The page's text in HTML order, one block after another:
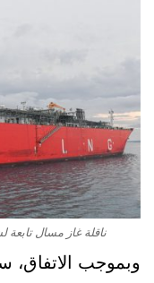
ناقلة غاز مسال
وبموجب الاتفاق،